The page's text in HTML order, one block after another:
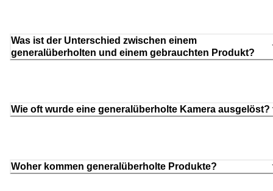
Was ist der Unterschied zwischen einem
generalüberholten und einem gebrauchten Produkt?
Wie oft wurde eine generalüberholte Kamera ausgelöst?
Woher kommen generalüberholte Produkte?